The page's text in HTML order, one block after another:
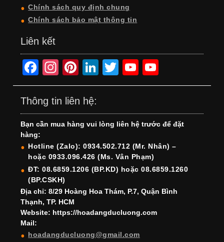
Chính sách quy định chung
Chính sách bảo mật thông tin
Liên kết
F
a
c
e
b
o
o
k
In
st
a
gr
a
m
Pi
nt
er
e
st
Li
n
e
dI
n
T
wi
er
Y
o
T
u
b
e
o
T
u
b
e
h
Thông tin liên hệ:
Bạn cần mua hàng vui lòng liên hệ trước để đặt
hàng:
Hotline (Zalo): 0934.502.712 (Mr. Nhân) –
hoặc 0933.096.426 (Ms. Vân Phạm)
ĐT: 08.6859.1206 (BP.KD) hoặc 08.6859.1260
(BP.CSKH)
Địa chỉ: 8/29 Hoàng Hoa Thám, P.7, Quận Bình
Thạnh, TP. HCM
Website: https://hoadangducluong.com
Mail:
hoadangducluong@gmail.com